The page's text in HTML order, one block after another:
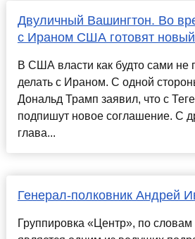
Двуличный Вашингтон. Во
с Ираном США готовят
В США власти как будто сами не
делать с Ираном. С одной
Дональд Трамп заявил, что с
подпишут новое соглашение. С
глава...
Генерал-полковник Андрей
Группировка «Центр», по словам